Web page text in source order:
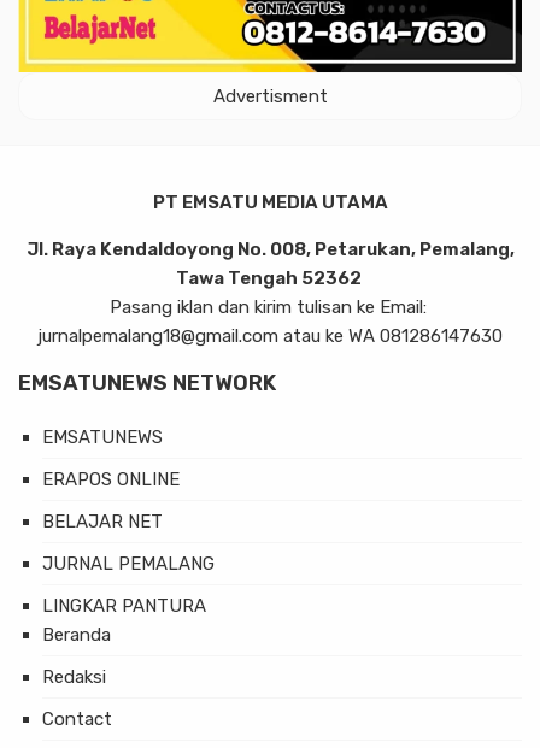
Advertisment
PT EMSATU MEDIA UTAMA
Jl. Raya Kendaldoyong No. 008, Petarukan, Pemalang,
Tawa Tengah 52362
Pasang iklan dan kirim tulisan ke Email:
jurnalpemalang18@gmail.com atau ke WA 081286147630
EMSATUNEWS NETWORK
EMSATUNEWS
ERAPOS ONLINE
BELAJAR NET
JURNAL PEMALANG
LINGKAR PANTURA
Beranda
Redaksi
Contact